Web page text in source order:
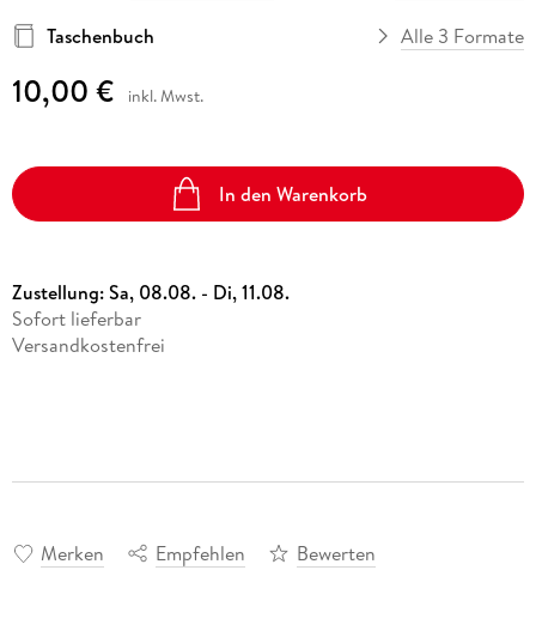
Taschenbuch
Alle 3 Formate
10,00 € inkl. Mwst.
In den Warenkorb
Zustellung:Sa, 08.08. - Di, 11.08.
Sofort lieferbar
Versandkostenfrei
Merken Empfehlen Bewerten